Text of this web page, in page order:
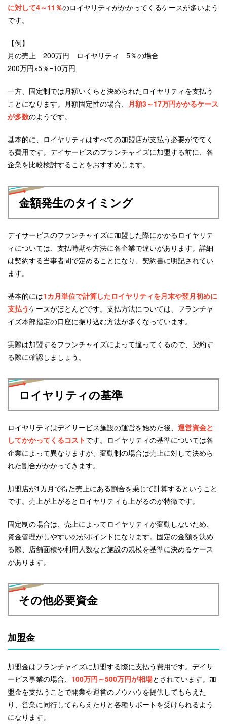
に対して4～11％のロイヤリティがかかってくるケースが多いよう
です。
【例】
月の売上 200万円 ロイヤリティ 5％の場合
200万円×5％=10万円
一方、固定制では月額いくらと決められたロイヤリティを支払う
ことになります。月額固定性の場合、 月額3～17万円かかるケース
が多数のようです。
基本的に、ロイヤリティはすべての加盟店が支払う必要がでてく
る費用です。デイサービスのフランチャイズに加盟する前に、各
企業を比較検討することをおすすめします。
金額発生のタイミング
デイサービスのフランチャイズに加盟した際にかかるロイヤリテ
ィについては、支払時期や方法に各企業で違いがあります。詳細
は契約する当事者間で定めることになり、契約書に明記されてい
ます。
基本的には1カ月単位で計算したロイヤリティを月末や翌月初めに
支払うケースがほとんどです。支払方法については、フランチャ
イズ本部指定の口座に振り込む方法が多くなっています。
実際は加盟するフランチャイズによって違ってくるので、契約す
る際に確認しましょう。
ロイヤリティの基準
ロイヤリティはデイサービス施設の運営を始めた後、 運営資金と
してかかってくるコストです。ロイヤリティの基準については各
企業によって異なりますが、変動制の場合は売上に対して決めら
れた割合がかかってきます。
加盟店が1カ月で得た売上にある割合を乗じて計算するということ
です。売上が上がるとロイヤリティも上がるのが特徴です。
固定制の場合は、売上によってロイヤリティが変動しないため、
資金管理がしやすいのがポイントになります。固定の金額を決め
る際、店舗面積や利用人数など施設の規模を基準に決めるケース
があります。
その他必要資金
加盟金
加盟金はフランチャイズに加盟する際に支払う費用です。デイサ
ービス事業の場合、 100万円～500万円が相場とされています。加
盟金を支払うことで開業や運営のノウハウを提供してもらえた
り、営業に同行してもらえたりと各種サポートを受けられるよう
になります。